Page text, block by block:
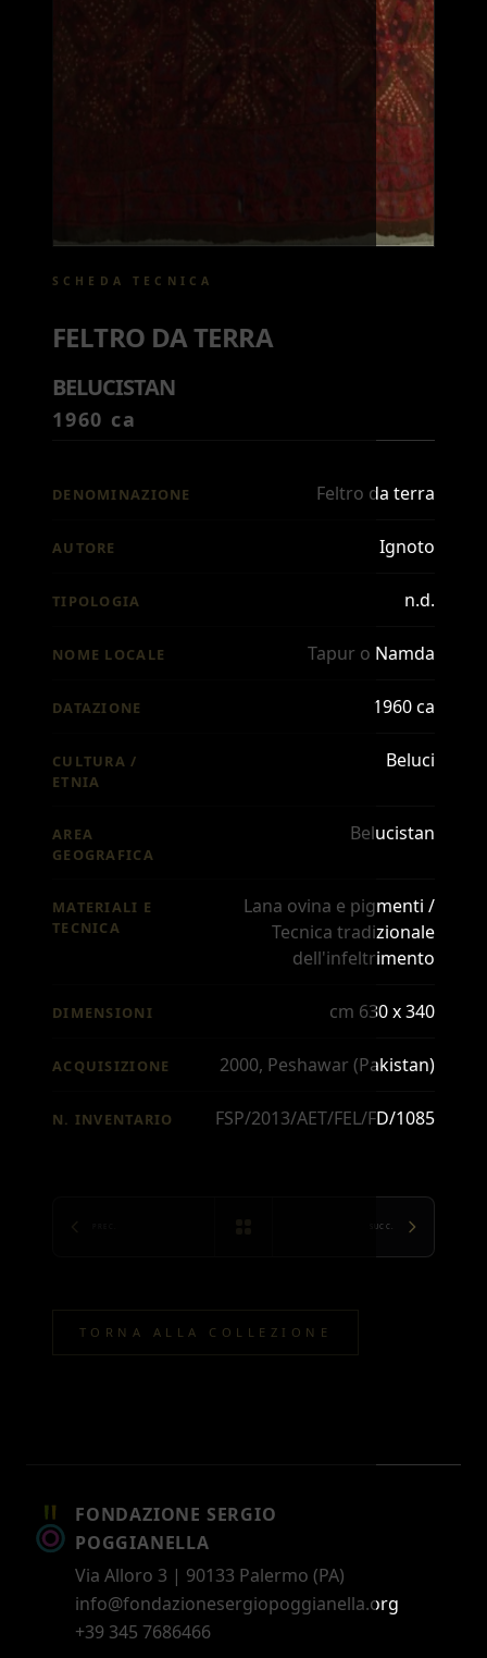
SCHEDA TECNICA
FELTRO DA TERRA
BELUCISTAN
1960 ca
DENOMINAZIONE Feltro da terra
AUTORE Ignoto
TIPOLOGIA n.d.
NOME LOCALE Tapur o Namda
DATAZIONE 1960 ca
CULTURA /
ETNIA
Beluci
AREA
GEOGRAFICA
Belucistan
MATERIALI E
TECNICA
Lana ovina e pigmenti /
Tecnica tradizionale
dell'infeltrimento
DIMENSIONI cm 630 x 340
ACQUISIZIONE 2000, Peshawar (Pakistan)
N. INVENTARIO FSP/2013/AET/FEL/FD/1085
SUCC.
TORNA ALLA COLLEZIONE
FONDAZIONE SERGIO
POGGIANELLA
Via Alloro 3 | 90133 Palermo (PA)
info@fondazionesergiopoggianella.org
+39 345 7686466